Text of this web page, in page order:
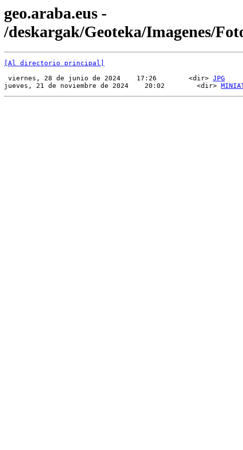
geo.araba.eus -
/deskargak/Geoteka/Imagenes/
[Al directorio principal]
viernes, 28 de junio de 2024    17:26        <dir> JPG
jueves, 21 de noviembre de 2024    20:02        <dir>